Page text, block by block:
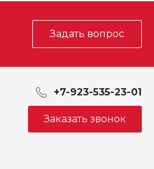
Задать вопрос
+7-923-535-23-01
Заказать звонок